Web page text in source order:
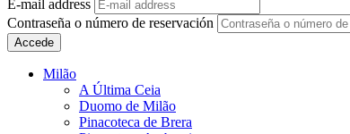
E-mail address
Contraseña o número de reservación
Accede
Milão
A Última Ceia
Duomo de Milão
Pinacoteca de Brera